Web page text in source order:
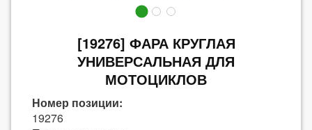
[19276] ФАРА КРУГЛАЯ
УНИВЕРСАЛЬНАЯ ДЛЯ
МОТОЦИКЛОВ
Номер позиции:
19276